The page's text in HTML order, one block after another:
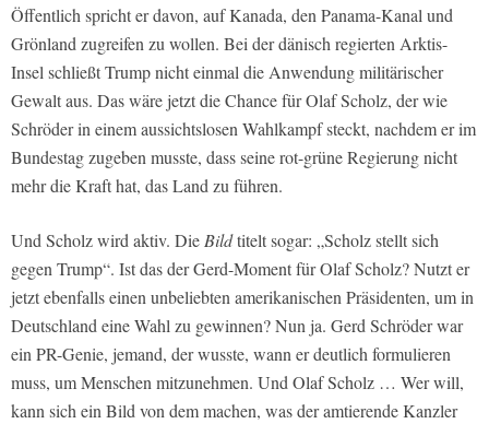
Öffentlich spricht er davon, auf Kanada, den Panama-Kanal und
Grönland zugreifen zu wollen. Bei der dänisch regierten Arktis-
Insel schließt Trump nicht einmal die Anwendung militärischer
Gewalt aus. Das wäre jetzt die Chance für Olaf Scholz, der wie
Schröder in einem aussichtslosen Wahlkampf steckt, nachdem er im
Bundestag zugeben musste, dass seine rot-grüne Regierung nicht
mehr die Kraft hat, das Land zu führen.
Und Scholz wird aktiv. DieBildtitelt sogar: „Scholz stellt sich
gegen Trump“. Ist das der Gerd-Moment für Olaf Scholz? Nutzt er
jetzt ebenfalls einen unbeliebten amerikanischen Präsidenten, um in
Deutschland eine Wahl zu gewinnen? Nun ja. Gerd Schröder war
ein PR-Genie, jemand, der wusste, wann er deutlich formulieren
muss, um Menschen mitzunehmen. Und Olaf Scholz … Wer will,
kann sich ein Bild von dem machen, was der amtierende Kanzler